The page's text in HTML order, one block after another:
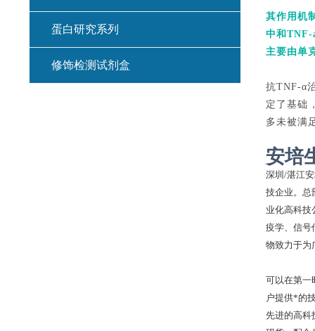
其作用机
中和TNF-
主要由单
抗TNF-α
定了基础
多未被满
安培
深圳 /湛江
技企业。总
业化高科技
疫学、信号
物致力于为
可以在第一
户提供*的
先进的高科
蛋白研究系列
修饰检测试剂盒